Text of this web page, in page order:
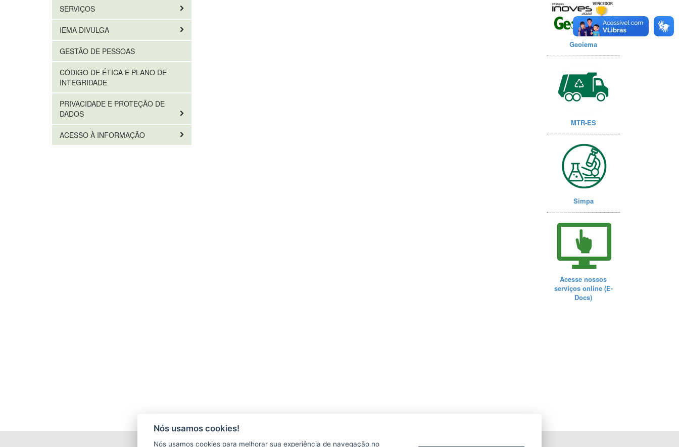
SERVIÇOS
IEMA DIVULGA
GESTÃO DE PESSOAS
CÓDIGO DE ÉTICA E PLANO DE
INTEGRIDADE
PRIVACIDADE E PROTEÇÃO DE
DADOS
ACESSO À INFORMAÇÃO
Geoiema
MTR-ES
Simpa
Acesse nossos
serviços online (E-
Docs)
Nós usamos cookies!
Nós usamos cookies para melhorar sua experiência de navegação no